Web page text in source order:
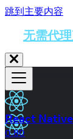
跳到主要内容
无需代
React
0.80